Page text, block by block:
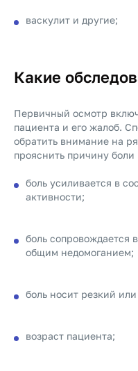
васкулит и другие;
Какие
Первичный осмотр
пациента и его жалоб.
обратить внимание на
прояснить причину
боль усиливается в
активности;
боль сопровождается
общим недомоганием;
боль носит резкий
возраст пациента;